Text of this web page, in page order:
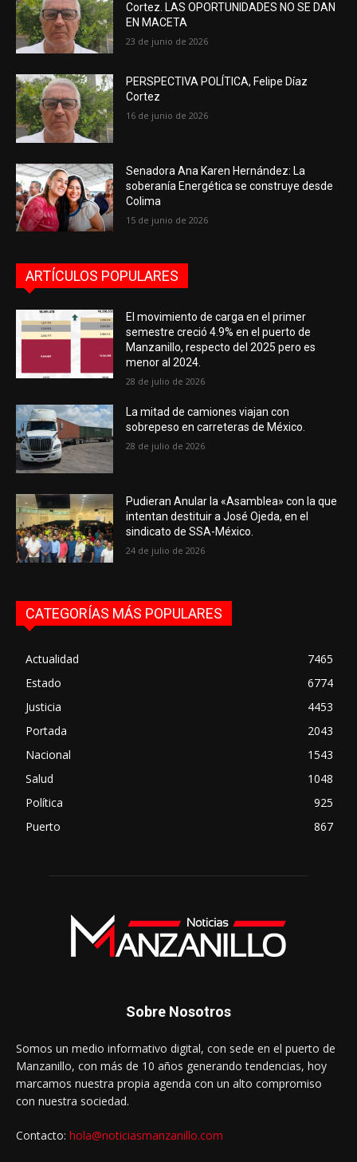
Cortez. LAS OPORTUNIDADES NO SE DAN
EN MACETA
23 de junio de 2026
PERSPECTIVA POLÍTICA, Felipe Díaz
Cortez
16 de junio de 2026
Senadora Ana Karen Hernández: La
soberanía Energética se construye desde
Colima
15 de junio de 2026
ARTÍCULOS POPULARES
El movimiento de carga en el primer
semestre creció 4.9% en el puerto de
Manzanillo, respecto del 2025 pero es
menor al 2024.
28 de julio de 2026
La mitad de camiones viajan con
sobrepeso en carreteras de México.
28 de julio de 2026
Pudieran Anular la «Asamblea» con la que
intentan destituir a José Ojeda, en el
sindicato de SSA-México.
24 de julio de 2026
CATEGORÍAS MÁS POPULARES
Actualidad
7465
Estado
6774
Justicia
4453
Portada
2043
Nacional
1543
Salud
1048
Política
925
Puerto
867
Sobre Nosotros
Somos un medio informativo digital, con sede en el puerto de
Manzanillo, con más de 10 años generando tendencias, hoy
marcamos nuestra propia agenda con un alto compromiso
con nuestra sociedad.
Contacto: hola@noticiasmanzanillo.com